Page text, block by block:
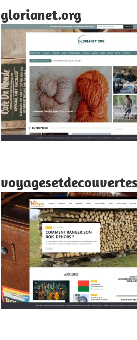
glorianet.org